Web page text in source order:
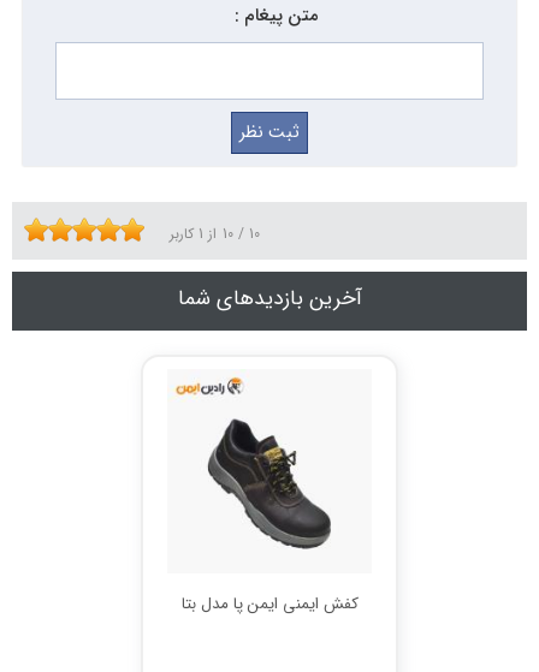
متن پیغام :
10 / 10 از 1 کاربر
آخرین بازدیدهای شما
کفش ایمنی ایمن پا مدل بتا